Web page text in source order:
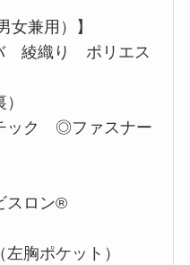
女兼用）】
綾織り ポリエス
ック ◎ファスナー
スロン®
胸ポケット）